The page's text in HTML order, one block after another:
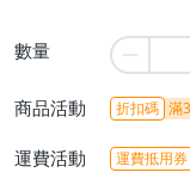
數量
商品活動 折扣碼 滿
運費活動 運費抵用券